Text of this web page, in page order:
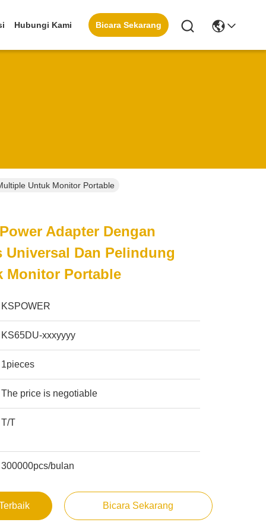
Hubungi Kami Bicara Sekarang
Untuk Monitor Portable
Adapter Dengan
Dan Pelindung
Monitor Portable
KSPOWER
KS65DU-xxxyyyy
1pieces
The price is negotiable
T/T
300000pcs/bulan
Bicara Sekarang